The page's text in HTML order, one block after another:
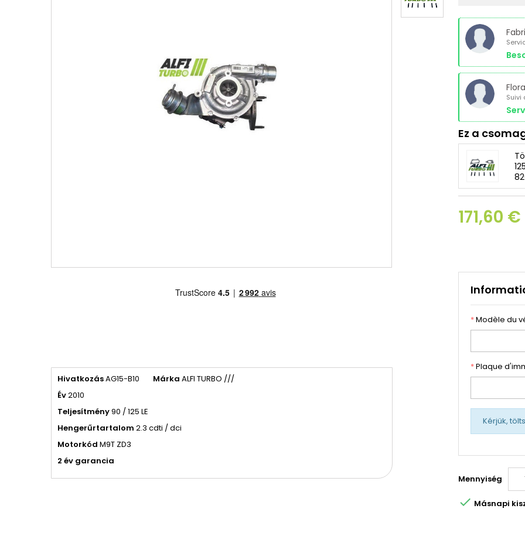
HivatkozásAG15-B10 Márka ALFI TURBO ///
Év2010
Teljesítmény90 / 125 LE
Hengerűrtartalom 2.3 cdti / dci
Motorkód M9T ZD3
2 év garancia
Flora
Suivi
Ez a
171,60
*Modèle du
*Plaque
Kérjük,
Mennyiség
 Másnapi